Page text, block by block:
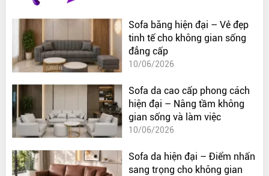
Sofa băng hiện đại – Vẻ đẹp
tinh tế cho không gian sống
đẳng cấp
10/06/2026
Sofa da cao cấp phong cách
hiện đại – Nâng tầm không
gian sống và làm việc
10/06/2026
Sofa da hiện đại – Điểm nhấn
sang trọng cho không gian